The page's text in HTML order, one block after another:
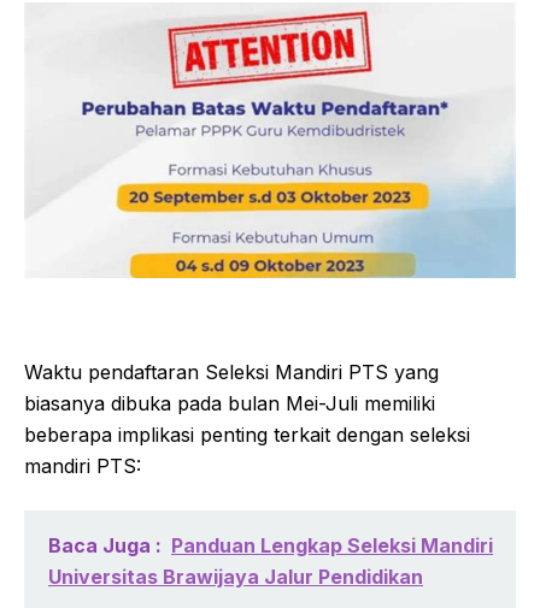
Waktu pendaftaran Seleksi Mandiri PTS yang
biasanya dibuka pada bulan Mei-Juli memiliki
beberapa implikasi penting terkait dengan seleksi
mandiri PTS:
Baca Juga : Panduan Lengkap Seleksi Mandiri
Universitas Brawijaya Jalur Pendidikan